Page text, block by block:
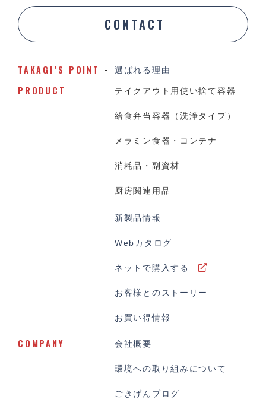
CONTACT
TAKAGI’S POINT 選ばれる理由
PRODUCT テイクアウト用使い捨て容器
給食弁当容器（洗浄タイプ）
メラミン食器・コンテナ
消耗品・副資材
厨房関連用品
新製品情報
Webカタログ
ネットで購入する
お客様とのストーリー
お買い得情報
COMPANY 会社概要
環境への取り組みについて
ごきげんブログ